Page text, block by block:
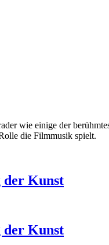
wie einige der
die Filmmusik spielt.
der Kunst
der Kunst